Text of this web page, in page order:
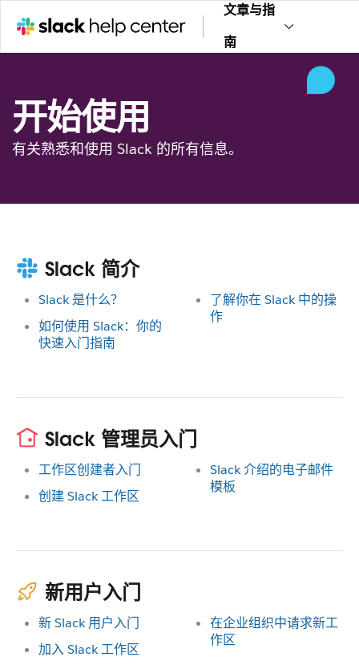
文章与指
南
开始使用
有关熟悉和使用 Slack 的所有信息。
Slack 简介
Slack 是什么？
如何使用 Slack：你的
快速入门指南
了解你在 Slack 中的操
作
Slack 管理员入门
工作区创建者入门
创建 Slack 工作区
Slack 介绍的电子邮件
模板
新用户入门
新 Slack 用户入门
加入 Slack 工作区
在企业组织中请求新工
作区